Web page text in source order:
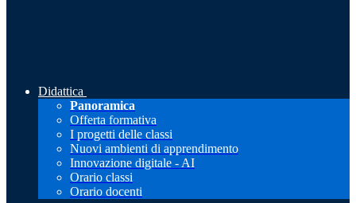
Didattica
Panoramica
Offerta formativa
I progetti delle classi
Nuovi ambienti di apprendimento
Innovazione digitale - AI
Orario classi
Orario docenti